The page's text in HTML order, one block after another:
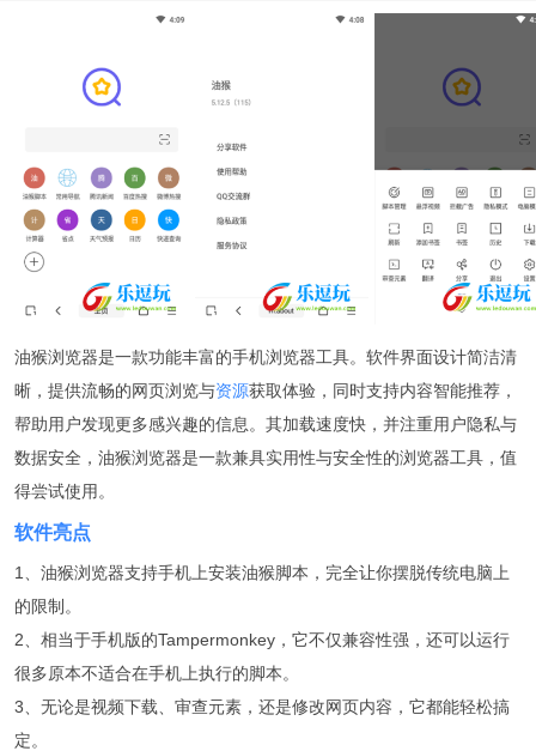
油猴浏览器是一款功能丰富的手机浏览器工具。软件界面设计简洁清
晰，提供流畅的网页浏览与资源获取体验，同时支持内容智能推荐，
帮助用户发现更多感兴趣的信息。其加载速度快，并注重用户隐私与
数据安全，油猴浏览器是一款兼具实用性与安全性的浏览器工具，值
得尝试使用。
软件亮点
1、油猴浏览器支持手机上安装油猴脚本，完全让你摆脱传统电脑上
的限制。
2、相当于手机版的Tampermonkey，它不仅兼容性强，还可以运行
很多原本不适合在手机上执行的脚本。
3、无论是视频下载、审查元素，还是修改网页内容，它都能轻松搞
定。